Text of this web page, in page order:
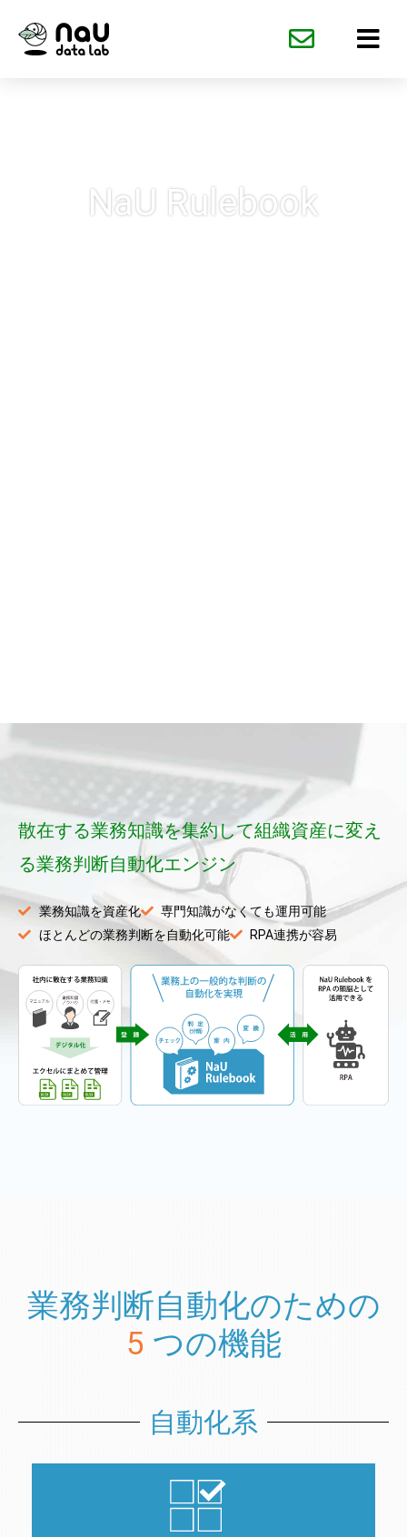
NaU Rulebook
散在する業務知識を集約して組織資産に変え
る業務判断自動化エンジン
業務知識を資産化
専門知識がなくても運用可能
ほとんどの業務判断を自動化可能
RPA連携が容易
業務判断自動化のための
5 つの機能
自動化系